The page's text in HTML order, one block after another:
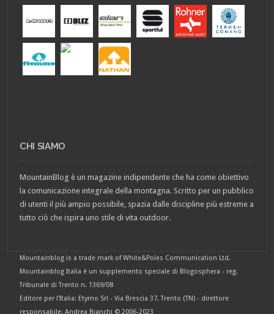
CHI SIAMO
MountainBlog è un magazine indipendente che ha come obiettivo
la comunicazione integrale della montagna. Scritto per un pubblico
di utenti il più ampio possibile, spazia dalle discipline più estreme a
tutto ciò che ispira uno stile di vita outdoor.
Mountainblog is a trade mark of White&Poles Communication Ltd.
Mountainblog Italia è un supplemento speciale di Blogosphera - reg.
Tribunale di Trento n. 1369/08
Editore per l'Italia: Etymo Srl - Via Brescia 37, Trento (TN) - direttore
responsabile: Andrea Bianchi © 2006-2023